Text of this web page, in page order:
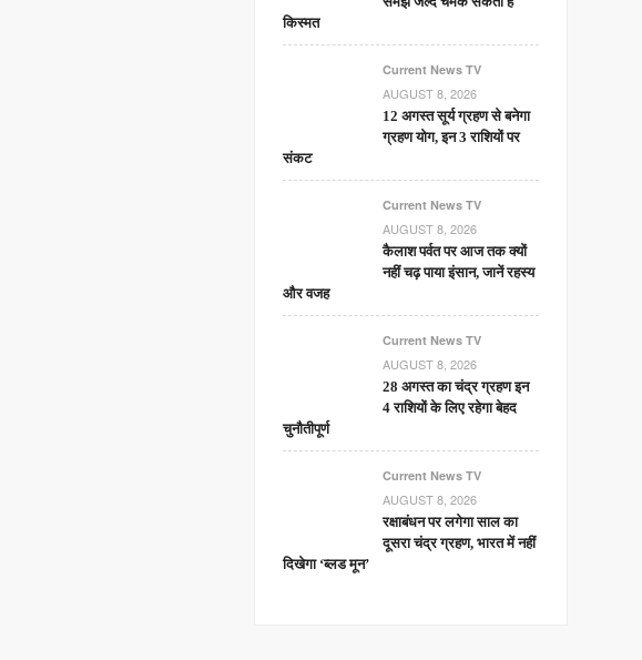
किस्मत
Current News TV
AUGUST 8, 2026
12 अगस्त सूर्य ग्रहण से बनेगा
ग्रहण योग, इन 3 राशियों पर
संकट
Current News TV
AUGUST 8, 2026
कैलाश पर्वत पर आज तक क्यों
नहीं चढ़ पाया इंसान, जानें रहस्य
और वजह
Current News TV
AUGUST 8, 2026
28 अगस्त का चंद्र ग्रहण इन
4 राशियों के लिए रहेगा बेहद
चुनौतीपूर्ण
Current News TV
AUGUST 8, 2026
रक्षाबंधन पर लगेगा साल का
दूसरा चंद्र ग्रहण, भारत में नहीं
दिखेगा ‘ब्लड मून’